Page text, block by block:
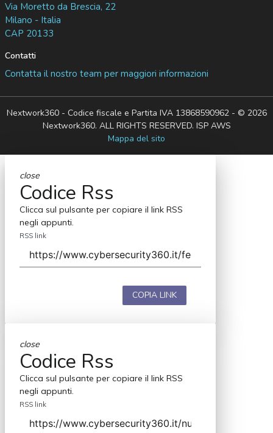
Via Moretto da Brescia, 22
Milano - Italia
CAP 20133
Contatti
Contatta il nostro team per maggiori informazioni
Nextwork360 - Codice fiscale e Partita IVA 13868590962 - © 2026
Nextwork360. ALL RIGHTS RESERVED. ISP AWS
Mappa del sito
close
Codice Rss
Clicca sul pulsante per copiare il link RSS
negli appunti.
RSS link
COPIA LINK
close
Codice Rss
Clicca sul pulsante per copiare il link RSS
negli appunti.
RSS link